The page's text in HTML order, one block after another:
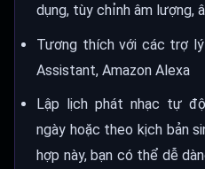
dụng, tùy chỉnh âm lượng,
Tương thích với các trợ
Assistant, Amazon Alexa
Lập lịch phát nhạc tự
ngày hoặc theo kịch bản
hợp này, bạn có thể dễ